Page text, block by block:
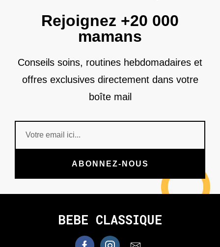
Rejoignez +20 000
mamans
Conseils soins, routines hebdomadaires et
offres exclusives directement dans votre
boîte mail
ABONNEZ-NOUS
BEBE CLASSIQUE